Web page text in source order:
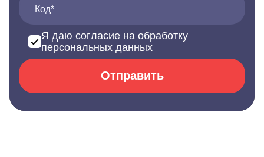
Код*
Я даю согласие на обработку
персональных данных
Отправить